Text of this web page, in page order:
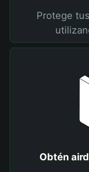
Protege
Obtén